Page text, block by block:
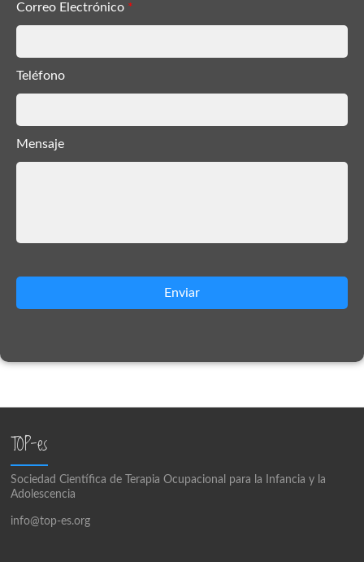
Correo Electrónico *
Teléfono
Mensaje
Enviar
TOP-es
Sociedad Científica de Terapia Ocupacional para la Infancia y la
Adolescencia
info@top-es.org